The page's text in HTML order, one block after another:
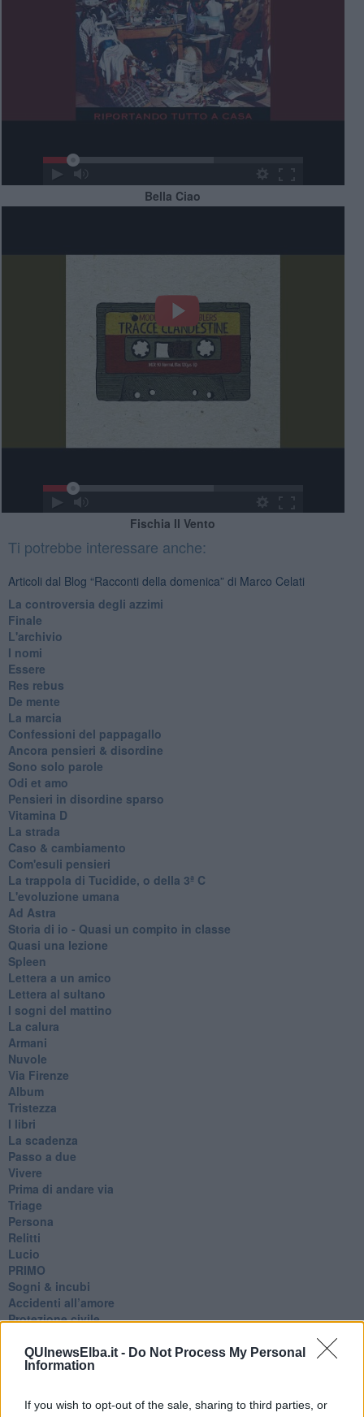
QUInewsElba.it - Do Not Process My Personal
Information
If you wish to opt-out of the sale, sharing to third parties, or
Bella Ciao
Fischia Il Vento
Ti potrebbe interessare anche:
Articoli dal Blog “Racconti della domenica” di Marco Celati
La controversia degli azzimi
Finale
L'archivio
I nomi
Essere
Res rebus
De mente
La marcia
Confessioni del pappagallo
Ancora pensieri & disordine
Sono solo parole
Odi et amo
Pensieri in disordine sparso
Vitamina D
La strada
Caso & cambiamento
Com'esuli pensieri
La trappola di Tucidide, o della 3ª C
L'evoluzione umana
Ad Astra
Storia di io - Quasi un compito in classe
Quasi una lezione
Spleen
Lettera a un amico
Lettera al sultano
I sogni del mattino
La calura
Armani
Nuvole
Via Firenze
Album
Tristezza
I libri
La scadenza
Passo a due
Vivere
Prima di andare via
Triage
Persona
Relitti
Lucio
PRIMO
Sogni & incubi
Accidenti all’amore
Protezione civile
Appunti per l'inverno
Il muro di Baj
La tempesta e altro